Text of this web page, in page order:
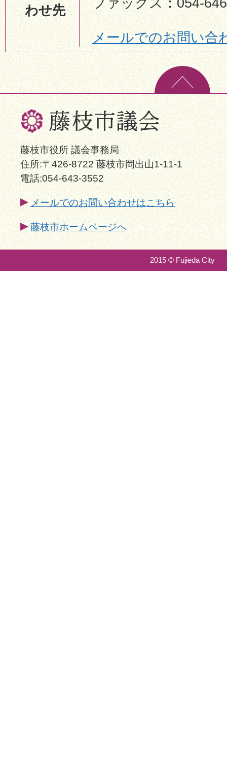
わせ先
メールでのお問い合
藤枝市役所 議会事務局
住所:〒426-8722 藤枝市岡出山1-11-1
電話:054-643-3552
メールでのお問い合わせはこちら
藤枝市ホームページへ
2015 © Fujieda City